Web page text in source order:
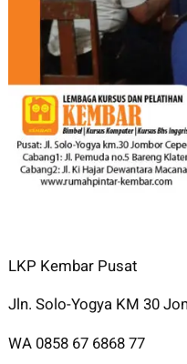
LKP Kembar Pusat
Jln. Solo-Yogya KM 30
WA 0858 67 6868 77